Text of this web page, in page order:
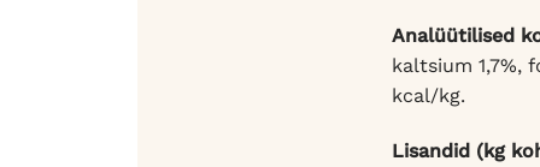
Analüütilised
kaltsium 1,7%,
kcal/kg.
Lisandid (kg